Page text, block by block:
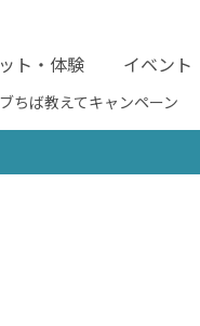
ト・体験 イベント
ちば教えてキャンペーン